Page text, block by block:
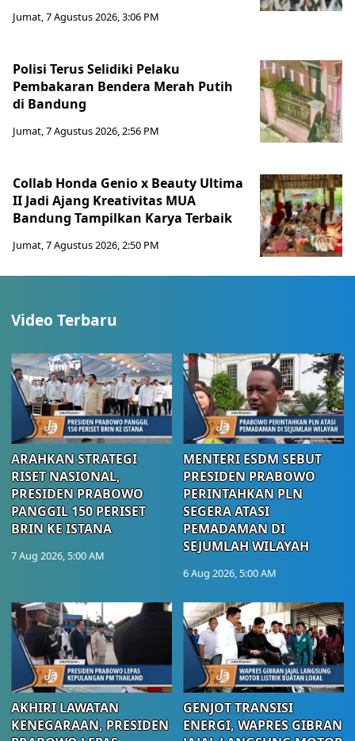
Jumat, 7 Agustus 2026, 3:06 PM
Polisi Terus Selidiki Pelaku
Pembakaran Bendera Merah Putih
di Bandung
Jumat, 7 Agustus 2026, 2:56 PM
Collab Honda Genio x Beauty Ultima
II Jadi Ajang Kreativitas MUA
Bandung Tampilkan Karya Terbaik
Jumat, 7 Agustus 2026, 2:50 PM
Video Terbaru
ARAHKAN STRATEGI
RISET NASIONAL,
PRESIDEN PRABOWO
PANGGIL 150 PERISET
BRIN KE ISTANA
7 Aug 2026, 5:00 AM
MENTERI ESDM SEBUT
PRESIDEN PRABOWO
PERINTAHKAN PLN
SEGERA ATASI
PEMADAMAN DI
SEJUMLAH WILAYAH
6 Aug 2026, 5:00 AM
AKHIRI LAWATAN
KENEGARAAN, PRESIDEN
GENJOT TRANSISI
ENERGI, WAPRES GIBRAN